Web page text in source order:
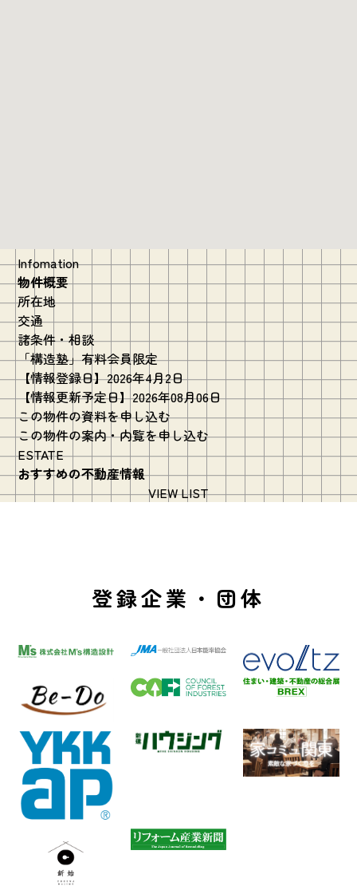
Infomation
物件概要
所在地
交通
諸条件・相談
「構造塾」有料会員限定
【情報登録日】2026年4月2日
【情報更新予定日】2026年08月06日
この物件の資料を申し込む
この物件の案内・内覧を申し込む
ESTATE
おすすめの不動産情報
VIEW LIST
登録企業・団体